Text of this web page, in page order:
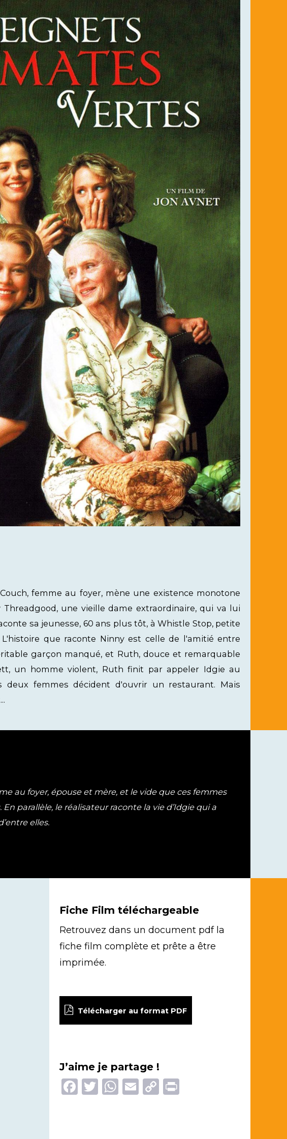
femme au foyer, mène une existence monotone
une vieille dame extraordinaire, qui va lui
sa jeunesse, 60 ans plus tôt, à Whistle Stop, petite
que raconte Ninny est celle de l'amitié entre
garçon manqué, et Ruth, douce et remarquable
un homme violent, Ruth finit par appeler Idgie au
deux femmes décident d'ouvrir un restaurant. Mais
au foyer, épouse et mère, et le vide que ces femmes
parallèle, le réalisateur raconte la vie d’Idgie qui a
elles.
Fiche Film téléchargeable
Retrouvez dans un document pdf la
fiche film complète et prête a être
imprimée.
Télécharger au format PDF
J’aime je partage !
Facebook
Twitter
WhatsApp
Email
Copy